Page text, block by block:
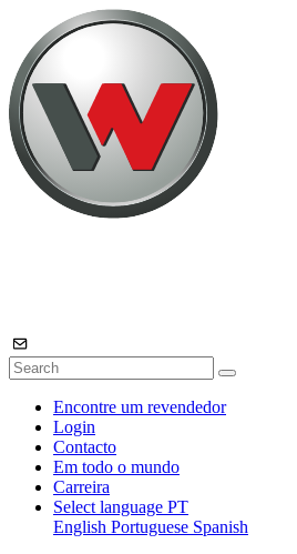
Encontre um revendedor
Login
Contacto
Em todo o mundo
Carreira
Select language PT
English Portuguese Spanish